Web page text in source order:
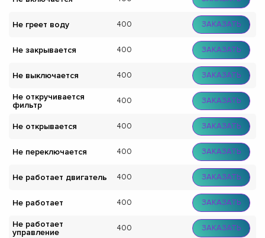
Не греет воду 400 ЗАКАЗАТЬ
Не закрывается 400 ЗАКАЗАТЬ
Не выключается 400 ЗАКАЗАТЬ
Не откручивается
фильтр
400 ЗАКАЗАТЬ
Не открывается 400 ЗАКАЗАТЬ
Не переключается 400 ЗАКАЗАТЬ
Не работает двигатель 400 ЗАКАЗАТЬ
Не работает 400 ЗАКАЗАТЬ
Не работает
управление
400 ЗАКАЗАТЬ